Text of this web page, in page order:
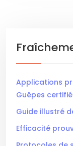
Applications
Guêpes
Guide illustré
Efficacité